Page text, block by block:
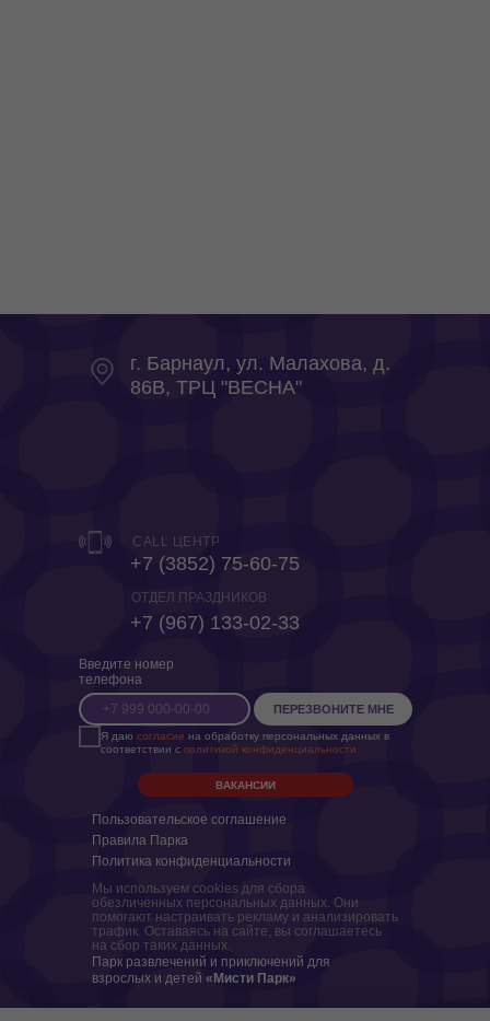
Мисти Парк на карте Барнаула — Яндекс Карты
г. Барнаул, ул. Малахова, д.
86В, ТРЦ "ВЕСНА"
Введите номер
телефона
Я даю согласие на обработку персональных данных в
соответствии с политикой конфиденциальности
ПЕРЕЗВОНИТЕ МНЕ
+7 (3852) 75-60-75
+7 (967) 133-02-33
ОТДЕЛ ПРАЗДНИКОВ
CALL ЦЕНТР
Пользовательское соглашение
Правила Парка
Политика конфиденциальности
Парк развлечений и приключений для
взрослых и детей
Мы используем cookies для сбора
обезличенных персональных данных. Они
помогают настраивать рекламу и анализировать
трафик. Оставаясь на сайте, вы соглашаетесь
на сбор таких данных.
«Мисти Парк»
ВАКАНСИИ